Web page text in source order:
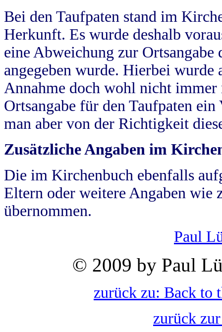
Bei den Taufpaten stand im
Herkunft. Es wurde deshalb
eine Abweichung zur
angegeben wurde. Hierbei wurde
Annahme doch wohl nicht
Ortsangabe für den Taufpaten
man aber von der Richtigkeit
Zusätzliche Angaben im
Die im Kirchenbuch ebenfalls
Eltern oder weitere Angaben wie
übernommen.
Paul
© 2009 by Paul
zurück zu: Back to
zurück